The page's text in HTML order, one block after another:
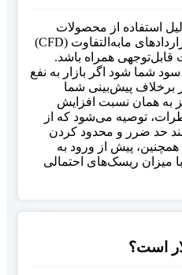
استفاده از محصولات
اهرمی مانند اسپرد بتینگ، قراردادهای مابه‌التفاوت (CFD)
قابل‌توجهی همراه باشد.
شما شود اگر بازار به نفع
برخلاف پیش‌بینی شما
به همان نسبت افزایش
توصیه می‌شود که از
حد ضرر و محدود کردن
پیش از ورود به
میزان ریسک‌های احتمالی
است؟